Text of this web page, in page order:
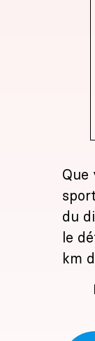
Que
du
le
km